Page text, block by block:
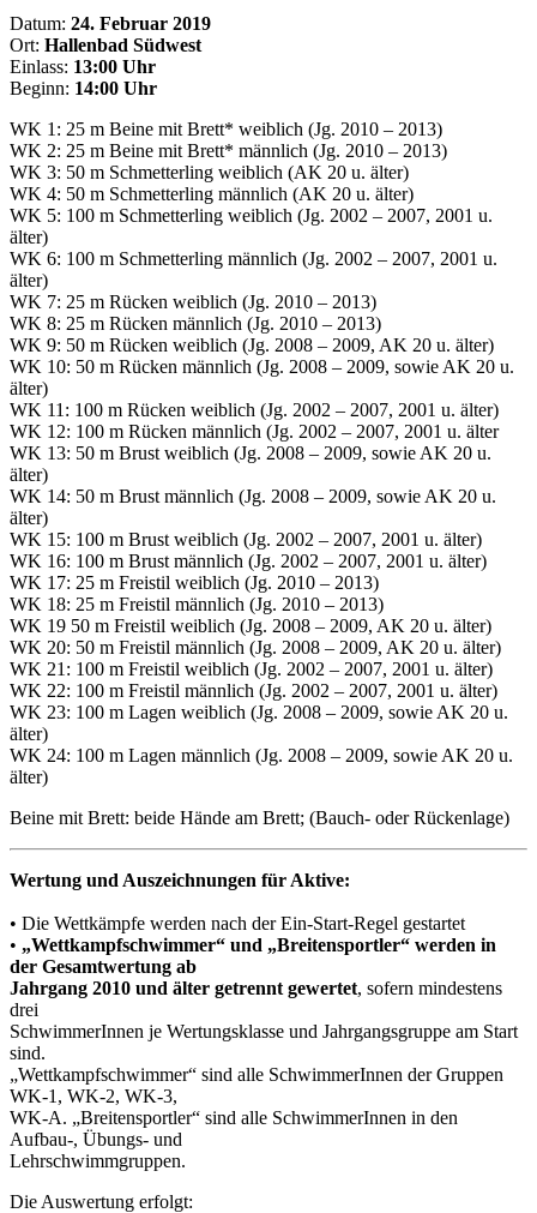
Datum: 24. Februar 2019
Ort: Hallenbad Südwest
Einlass: 13:00 Uhr
Beginn: 14:00 Uhr
WK 1: 25 m Beine mit Brett* weiblich (Jg. 2010 – 2013)
WK 2: 25 m Beine mit Brett* männlich (Jg. 2010 – 2013)
WK 3: 50 m Schmetterling weiblich (AK 20 u. älter)
WK 4: 50 m Schmetterling männlich (AK 20 u. älter)
WK 5: 100 m Schmetterling weiblich (Jg. 2002 – 2007, 2001 u.
älter)
WK 6: 100 m Schmetterling männlich (Jg. 2002 – 2007, 2001 u.
älter)
WK 7: 25 m Rücken weiblich (Jg. 2010 – 2013)
WK 8: 25 m Rücken männlich (Jg. 2010 – 2013)
WK 9: 50 m Rücken weiblich (Jg. 2008 – 2009, AK 20 u. älter)
WK 10: 50 m Rücken männlich (Jg. 2008 – 2009, sowie AK 20 u.
älter)
WK 11: 100 m Rücken weiblich (Jg. 2002 – 2007, 2001 u. älter)
WK 12: 100 m Rücken männlich (Jg. 2002 – 2007, 2001 u. älter
WK 13: 50 m Brust weiblich (Jg. 2008 – 2009, sowie AK 20 u.
älter)
WK 14: 50 m Brust männlich (Jg. 2008 – 2009, sowie AK 20 u.
älter)
WK 15: 100 m Brust weiblich (Jg. 2002 – 2007, 2001 u. älter)
WK 16: 100 m Brust männlich (Jg. 2002 – 2007, 2001 u. älter)
WK 17: 25 m Freistil weiblich (Jg. 2010 – 2013)
WK 18: 25 m Freistil männlich (Jg. 2010 – 2013)
WK 19 50 m Freistil weiblich (Jg. 2008 – 2009, AK 20 u. älter)
WK 20: 50 m Freistil männlich (Jg. 2008 – 2009, AK 20 u. älter)
WK 21: 100 m Freistil weiblich (Jg. 2002 – 2007, 2001 u. älter)
WK 22: 100 m Freistil männlich (Jg. 2002 – 2007, 2001 u. älter)
WK 23: 100 m Lagen weiblich (Jg. 2008 – 2009, sowie AK 20 u.
älter)
WK 24: 100 m Lagen männlich (Jg. 2008 – 2009, sowie AK 20 u.
älter)
Beine mit Brett: beide Hände am Brett; (Bauch- oder Rückenlage)
Wertung und Auszeichnungen für Aktive:
• Die Wettkämpfe werden nach der Ein-Start-Regel gestartet
• „Wettkampfschwimmer“ und „Breitensportler“ werden in
der Gesamtwertung ab
Jahrgang 2010 und älter getrennt gewertet, sofern mindestens
drei
SchwimmerInnen je Wertungsklasse und Jahrgangsgruppe am Start
sind.
„Wettkampfschwimmer“ sind alle SchwimmerInnen der Gruppen
WK-1, WK-2, WK-3,
WK-A. „Breitensportler“ sind alle SchwimmerInnen in den
Aufbau-, Übungs- und
Lehrschwimmgruppen.
Die Auswertung erfolgt: